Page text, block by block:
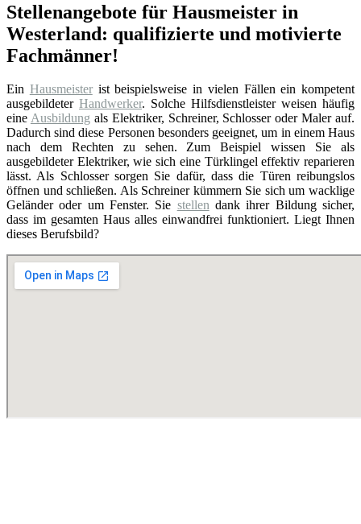
Stellenangebote für Hausmeister in
Westerland: qualifizierte und motivierte
Fachmänner!
Ein Hausmeisterist beispielsweise in vielen Fällen ein kompetent
ausgebildeter Handwerker. Solche Hilfsdienstleister weisen häufig
eine Ausbildungals Elektriker, Schreiner, Schlosser oder Maler auf.
Dadurch sind diese Personen besonders geeignet, um in einem Haus
nach dem Rechten zu sehen. Zum Beispiel wissen Sie als
ausgebildeter Elektriker, wie sich eine Türklingel effektiv reparieren
lässt. Als Schlosser sorgen Sie dafür, dass die Türen reibungslos
öffnen und schließen. Als Schreiner kümmern Sie sich um wacklige
Geländer oder um Fenster. Sie stellendank ihrer Bildung sicher,
dass im gesamten Haus alles einwandfrei funktioniert. Liegt Ihnen
dieses Berufsbild?